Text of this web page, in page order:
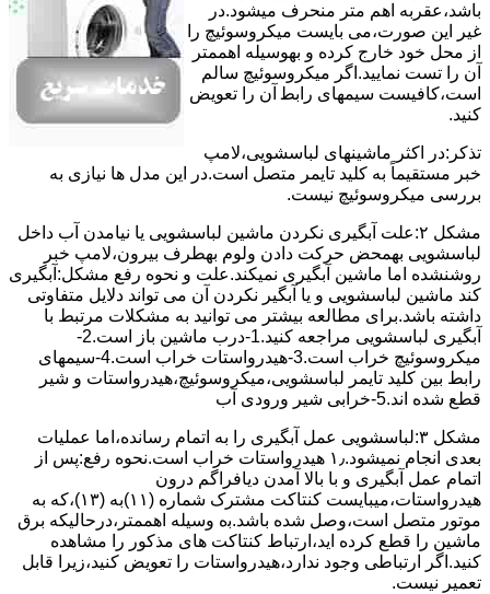
ﺑﺎﺷﺪ،ﻋﻘﺮﺑﻪ اهم متر ﻣﻨﺤﺮف میشود.در
ﻏﯿﺮ اﯾﻦ ﺻﻮرت،می بایست ﻣﯿﮑﺮوﺳﻮﺋﯿﭻ را
از ﻣﺤﻞ خود ﺧﺎرج کرده و بهوسیله اهممتر
آن را ﺗﺴﺖ ﻧﻤﺎﯾﯿﺪ.اﮔﺮ ﻣﯿﮑﺮوﺳﻮﺋﯿﭻ ﺳﺎﻟﻢ
اﺳﺖ،ﮐﺎﻓﯿﺴﺖ سیمهای راﺑﻄ آن را ﺗﻌﻮﯾﺾ
کنید.
ﺗﺬﮐﺮ:در اﮐﺜﺮ ماشینهای لباسشویی،ﻻﻣﭗ
ﺧﺒﺮ مستقیماً ﺑﻪ ﮐﻠﯿﺪ ﺗﺎﯾﻤﺮ ﻣﺘﺼﻞ اﺳﺖ.در اﯾﻦ مدل ها ﻧﯿﺎزی ﺑﻪ
بررسی ﻣﯿﮑﺮوﺳﻮﺋﯿﭻ نیست.
مشکل ۲:علت آبگیری نکردن ماشین لباسشویی یا نیامدن آب داخل
لباسشویی بهمحض ﺣﺮﮐﺖ دادن وﻟﻮم بهطرف ﺑﯿﺮون،ﻻﻣﭗ ﺧﺒﺮ
روشنشده اﻣﺎ ﻣﺎﺷﯿﻦ آﺑﮕﯿﺮی نمیکند.ﻋﻠﺖ و نحوه رﻓﻊ مشکل:آبگیری
کند ماشین لباسشویی و یا آبگیر نکردن آن می تواند دلایل متفاوتی
داشته باشد.برای مطالعه بیشتر می توانید به مشکلات مرتبط با
آبگیری لباسشویی مراجعه کنید.1-درب ﻣﺎﺷﯿﻦ ﺑﺎز اﺳﺖ.2-
ﻣﯿﮑﺮوﺳﻮﺋﯿﭻ ﺧﺮاب اﺳﺖ.3-ﻫﯿﺪرواﺳﺘﺎت ﺧﺮاب اﺳﺖ.4-سیمهای
راﺑﻂ ﺑﯿﻦ ﮐﻠﯿﺪ ﺗﺎﯾﻤﺮ لباسشویی،ﻣﯿﮑﺮوﺳﻮﺋﯿﭻ،ﻫﯿﺪرواﺳﺘﺎت و ﺷﯿﺮ
ﻗﻄﻊ ﺷﺪه اند.5-خرابی شیر ورودی آب
مشکل ۳:لباسشویی ﻋﻤﻞ آﺑﮕﯿﺮی را ﺑﻪ اﺗﻤﺎم رﺳﺎﻧﺪه،اﻣﺎ ﻋﻤﻠﯿﺎت
ﺑﻌﺪی اﻧﺠﺎم نمیشود.۱٫ ﻫﯿﺪرواﺳﺘﺎت ﺧﺮاب اﺳﺖ.نحوه رﻓﻊ:ﭘﺲ از
اﺗﻤﺎم عمل آﺑﮕﯿﺮی و ﺑﺎ ﺑﺎﻻ آﻣﺪن دﯾﺎﻓﺮاﮔﻢ درون
ﻫﯿﺪرواﺳﺘﺎت،میبایست ﮐﻨﺘﺎﮐﺖ ﻣﺸﺘﺮک شماره (۱۱)به (۱۳)،ﮐﻪ ﺑﻪ
ﻣﻮﺗﻮر ﻣﺘﺼﻞ اﺳﺖ،وﺻﻞ ﺷﺪه ﺑﺎﺷﺪ.ﺑه وسیله اهممتر،درحالیکه ﺑﺮق
ﻣﺎﺷﯿﻦ را ﻗﻄﻊ کرده اید،ارﺗﺒﺎط ﮐﻨﺘﺎﮐﺖ ﻫﺎی ﻣﺬﮐﻮر را ﻣﺸﺎﻫﺪه
کنید.اﮔﺮ ارﺗﺒﺎطی وجود ندارد،ﻫﯿﺪرواﺳﺘﺎت را ﺗﻌﻮﯾﺾ ﮐﻨﯿﺪ،زﯾﺮا قابل
ﺗﻌﻤﯿﺮ نیست.